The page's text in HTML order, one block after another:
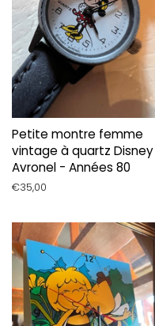
Petite montre femme
vintage à quartz Disney
Avronel - Années 80
Prix
€35,00